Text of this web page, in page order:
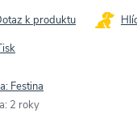
k produktu
Festina
: 2 roky